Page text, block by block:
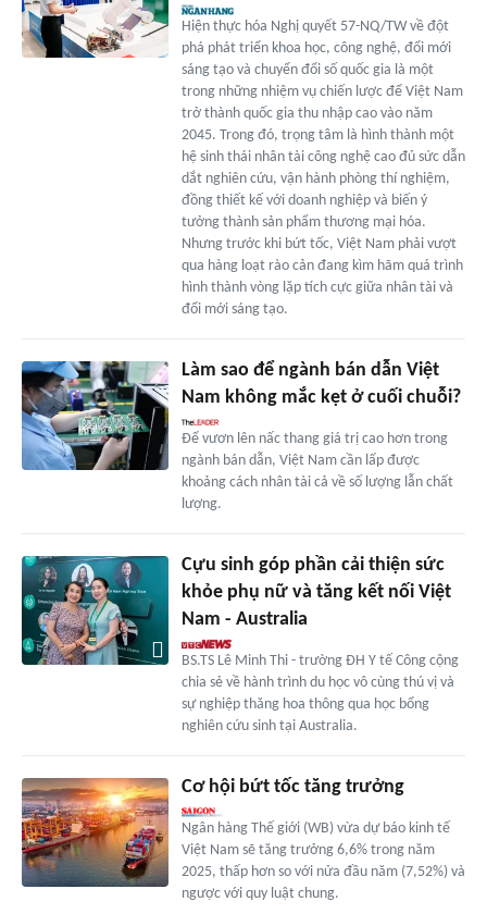
Hiện thực hóa Nghị quyết 57-NQ/TW về đột
phá phát triển khoa học, công nghệ, đổi mới
sáng tạo và chuyển đổi số quốc gia là một
trong những nhiệm vụ chiến lược để Việt Nam
trở thành quốc gia thu nhập cao vào năm
2045. Trong đó, trọng tâm là hình thành một
hệ sinh thái nhân tài công nghệ cao đủ sức dẫn
dắt nghiên cứu, vận hành phòng thí nghiệm,
đồng thiết kế với doanh nghiệp và biến ý
tưởng thành sản phẩm thương mại hóa.
Nhưng trước khi bứt tốc, Việt Nam phải vượt
qua hàng loạt rào cản đang kìm hãm quá trình
hình thành vòng lặp tích cực giữa nhân tài và
đổi mới sáng tạo.
Làm sao để ngành bán dẫn Việt
Nam không mắc kẹt ở cuối chuỗi?
Để vươn lên nấc thang giá trị cao hơn trong
ngành bán dẫn, Việt Nam cần lấp được
khoảng cách nhân tài cả về số lượng lẫn chất
lượng.
Cựu sinh góp phần cải thiện sức
khỏe phụ nữ và tăng kết nối Việt
Nam - Australia
BS.TS Lê Minh Thi - trường ĐH Y tế Công cộng
chia sẻ về hành trình du học vô cùng thú vị và
sự nghiệp thăng hoa thông qua học bổng
nghiên cứu sinh tại Australia.
Cơ hội bứt tốc tăng trưởng
Ngân hàng Thế giới (WB) vừa dự báo kinh tế
Việt Nam sẽ tăng trưởng 6,6% trong năm
2025, thấp hơn so với nửa đầu năm (7,52%) và
ngược với quy luật chung.